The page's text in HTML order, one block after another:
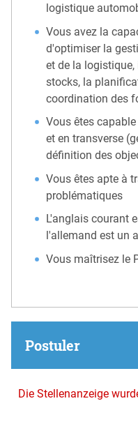
logistique
Vous avez la
d'optimiser la
et de la
stocks, la
coordination des
Vous êtes
et en transverse
définition des
Vous êtes apte à
problématiques
L'anglais courant
l'allemand est un
Vous maîtrisez le
Postuler
Die Stellenanzeige